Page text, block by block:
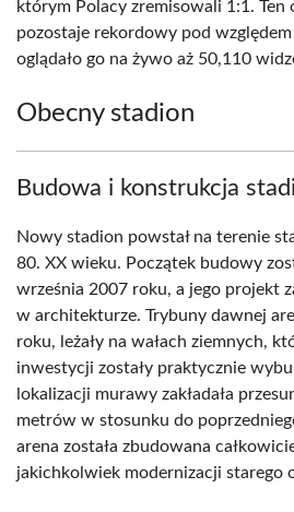
którym Polacy zremisowali 1:1. Ten
pozostaje rekordowy pod
oglądało go na żywo aż 50,110
Obecny stadion
Budowa i konstrukcja
Nowy stadion powstał na terenie
80. XX wieku. Początek budowy
września 2007 roku, a jego projekt
w architekturze. Trybuny dawnej
roku, leżały na wałach ziemnych,
inwestycji zostały praktycznie
lokalizacji murawy zakładała
metrów w stosunku do
arena została zbudowana
jakichkolwiek modernizacji starego